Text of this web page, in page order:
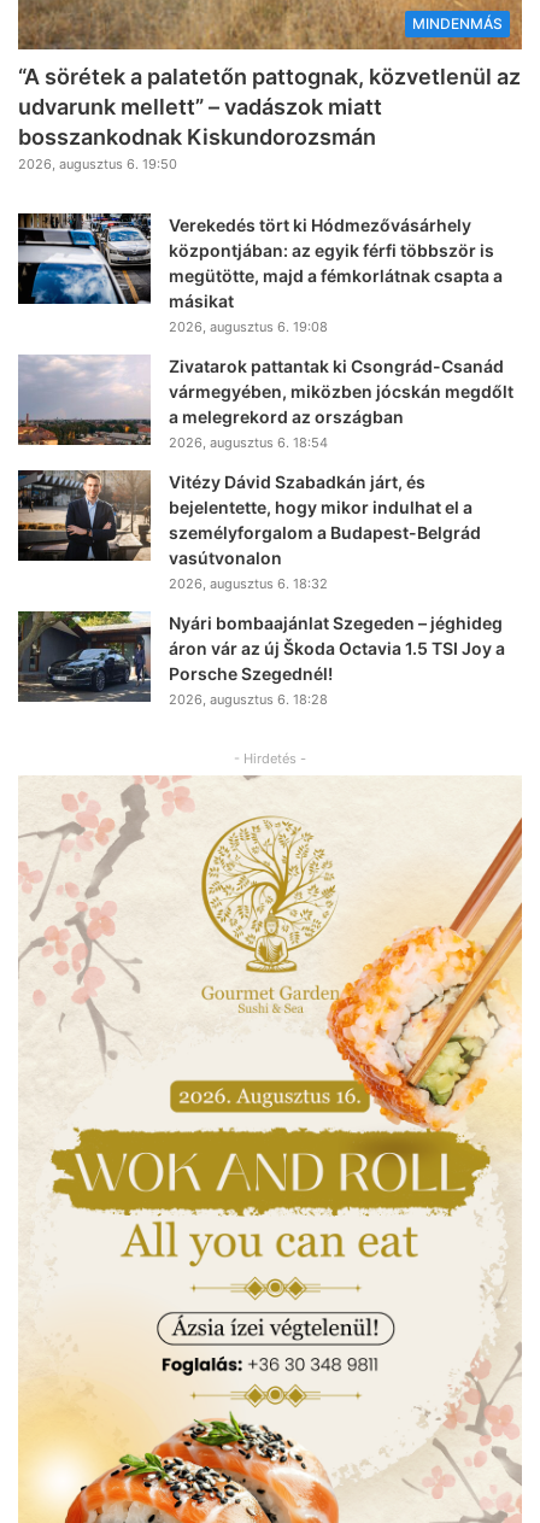
MINDENMÁS
“A sörétek a palatetőn pattognak, közvetlenül az
udvarunk mellett” – vadászok miatt
bosszankodnak Kiskundorozsmán
2026, augusztus 6. 19:50
Verekedés tört ki Hódmezővásárhely
központjában: az egyik férfi többször is
megütötte, majd a fémkorlátnak csapta a
másikat
2026, augusztus 6. 19:08
Zivatarok pattantak ki Csongrád-Csanád
vármegyében, miközben jócskán megdőlt
a melegrekord az országban
2026, augusztus 6. 18:54
Vitézy Dávid Szabadkán járt, és
bejelentette, hogy mikor indulhat el a
személyforgalom a Budapest-Belgrád
vasútvonalon
2026, augusztus 6. 18:32
Nyári bombaajánlat Szegeden – jéghideg
áron vár az új Škoda Octavia 1.5 TSI Joy a
Porsche Szegednél!
2026, augusztus 6. 18:28
- Hirdetés -